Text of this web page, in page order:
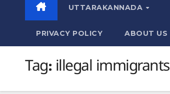
UTTARAKANNADA
PRIVACY POLICY ABOUT US
Tag: illegal immigrants